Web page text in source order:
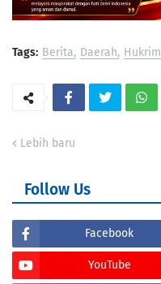
Tags: Berita Daerah Hukrim
Lebih baru
Follow Us
Facebook
YouTube